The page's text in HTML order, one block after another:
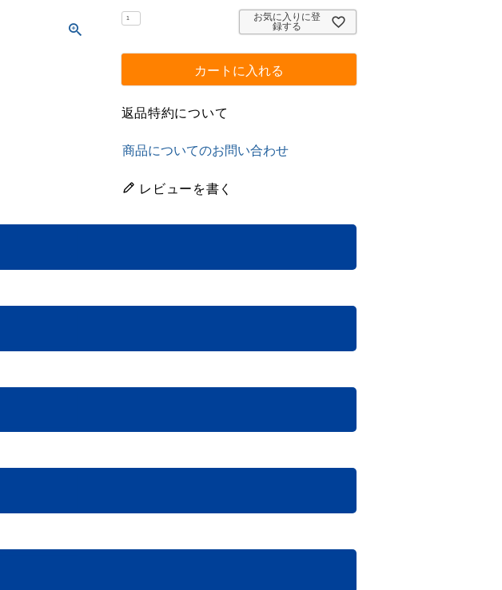
)
お気に入りに登
録する
カートに入れる
返品特約について
商品についてのお問い合わせ
レビューを書く